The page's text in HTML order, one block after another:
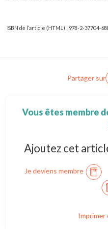
ISBN de l’article (HTML) : 978-2-37704-
Partager sur
Vous êtes membre
Ajoutez cet
Je deviens membre
Imprimer